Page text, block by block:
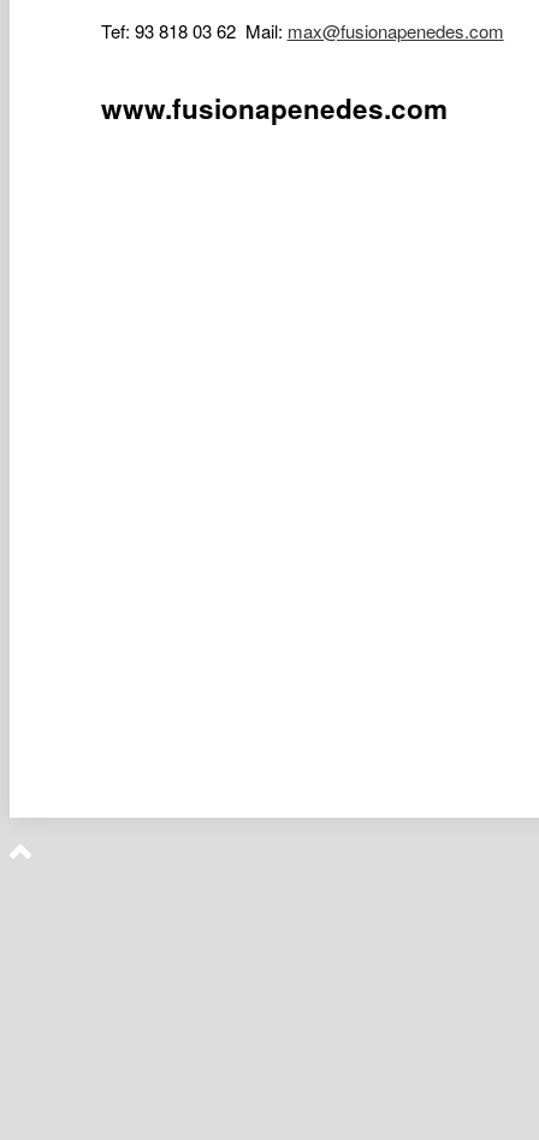
Tef: 93 818 03 62 Mail: max@fusionapenedes.com
www.fusionapenedes.com